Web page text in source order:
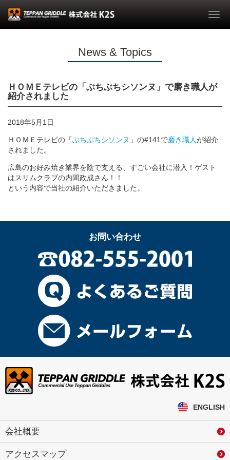
News & Topics
ＨＯＭＥテレビの「ぶちぶちシソンヌ」で磨き職人が
紹介されました
2018年5月1日
ＨＯＭＥテレビの「ぶちぶちシソンヌ 」の#141で磨き職人が紹介
されました。
広島のお好み焼き業界を陰で支える、すごい会社に潜入！ゲスト
はスリムクラブの内間政成さん！！
という内容で当社の紹介いただきました。
お問い合わせ
ENGLISH
会社概要
アクセスマップ